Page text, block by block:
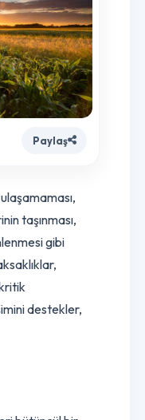
suya ulaşamaması,
taşınması,
düzenlenmesi gibi
aksaklıklar,
en kritik